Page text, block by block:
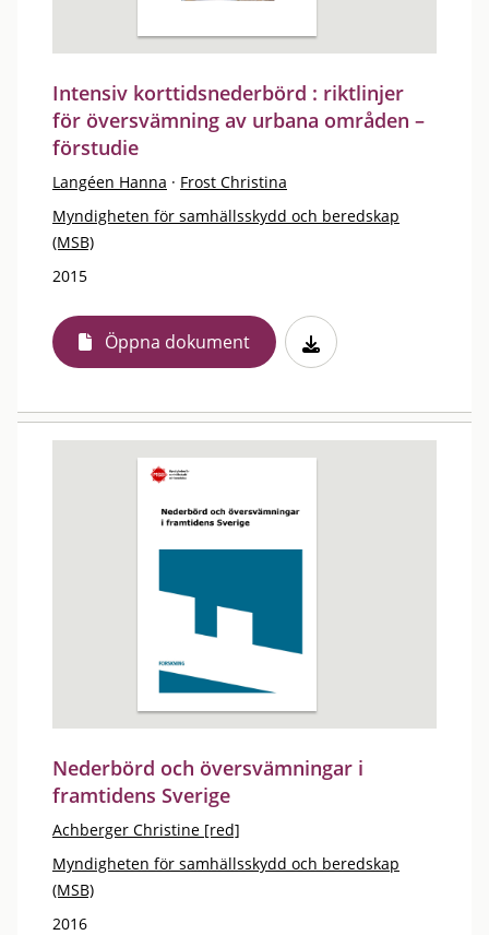
Intensiv korttidsnederbörd : riktlinjer
för översvämning av urbana områden –
förstudie
Langéen Hanna · Frost Christina
Myndigheten för samhällsskydd och beredskap
(MSB)
2015
Öppna dokument
Nederbörd och översvämningar i
framtidens Sverige
Achberger Christine [red]
Myndigheten för samhällsskydd och beredskap
(MSB)
2016